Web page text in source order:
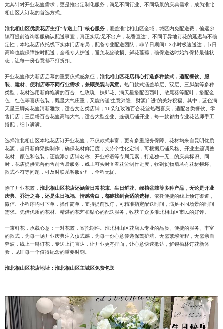
尤其针对开业花篮需求，更是推出定制化服务，满足不同行业、不同场景的庆典需求，成为淮北
相山区人订花的首选方式。
淮北相山区优质花店主打“专送上门”核心服务 ，覆盖淮北相山区全域，城区内免配送费，偏远乡
镇可提前咨询客服确认配送事宜，真正实现“足不出户，花香直达”。不同于异地订花的延迟与不确
定性，本地花店依托线下实体门店布局，配备专业配送团队，非节日期间1-3小时极速送达，节日
高峰也能保障按时配送，全程专人护送，避免花篮破损、鲜花萎蔫，确保送达时始终保持最佳状
态，让每一份心意都不打折扣。
开业花篮作为新店启幕的重要仪式感象征， 淮北相山区花店精心打造多种款式，适配餐饮、服
装、建材、便利店等不同行业需求，兼顾美观与寓意。 热门款式涵盖单层、双层、三脚架等多种
类型，花材选用新鲜饱满的百合、红玫瑰、扶郎花、满天星搭配巴西叶、散尾葵等配叶，搭配金
色、红色等喜庆包装，既显大气庄重，又能传递“生意兴隆、财源广进”的美好祝福。其中，蓝色满
天星三脚架花篮清新雅致，适合文艺类店铺；16朵红玫瑰百合花篮热烈喜庆，适配各类餐饮、零
售门店；三层粉百合花篮高端大气，适合大型企业、连锁店铺开业，每一款都由专业花艺师手工
搭配，细节满满。
选择淮北相山区本地花店订开业花篮，不仅款式丰富，更有多重服务保障。花材均来自昆明优质
花源，当日新鲜采购制作，确保花材鲜活度；支持个性化定制，可根据店铺风格、开业主题调整
花材、颜色和包装，还能添加店铺名称、开业标语等专属元素，打造独一无二的庆典标识。同
时，花店提供完善的售前售后服务，线上可实时查看花篮制作进度，收到货物后若有花材损坏、
款式不符等问题，可及时联系客服处理，全程无忧。
除了开业花篮， 淮北相山区花店还涵盖日常花束、生日鲜花、绿植盆栽等多种产品，无论是开业
庆典、乔迁之喜，还是生日祝福、情感告白，都能找到合适的选择。 依托便捷的线上预订渠道，
微信、小程序均可下单，操作简单，支持提前预订，可精准指定配送时间，满足不同场景的时间
需求。凭借优质的花材、精湛的花艺和贴心的配送服务，收获了众多淮北相山区市民的好评。
一束鲜花，承载心意；一对花篮，寄托期许。淮北相山区花店以专业的品质、便捷的服务、丰富
的款式，为每一场开业庆典注入仪式感，为每一份心意传递保驾护航。无需繁琐流程，无需亲自
奔波，线上一键订花，专送上门直达，让开业更有排面，让心意快速抵达，解锁榆林订花新体
验，见证每一个值得纪念的重要时刻。
淮北相山区花店地址：淮北相山区主城区免费包送